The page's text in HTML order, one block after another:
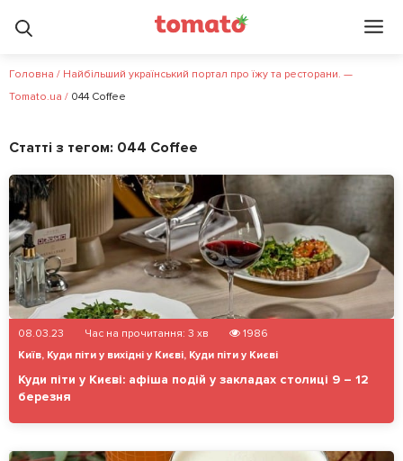
Головна / Найбільший український портал про їжу та ресторани. —
Tomato.ua / 044 Coffee
Статті з тегом: 044 Coffee
08.03.23 Час на прочитання: 3 хв
1986
Київ, Куди піти у вихідні у Києві, Куди піти у Києві
Куди піти у Києві: афіша подій у закладах столиці 9 – 12
березня